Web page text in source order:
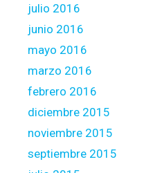
julio 2016
junio 2016
mayo 2016
marzo 2016
febrero 2016
diciembre 2015
noviembre 2015
septiembre 2015